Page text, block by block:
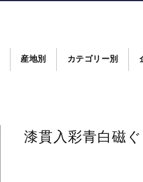
産地別 カテゴリー別
漆貫入彩青白磁